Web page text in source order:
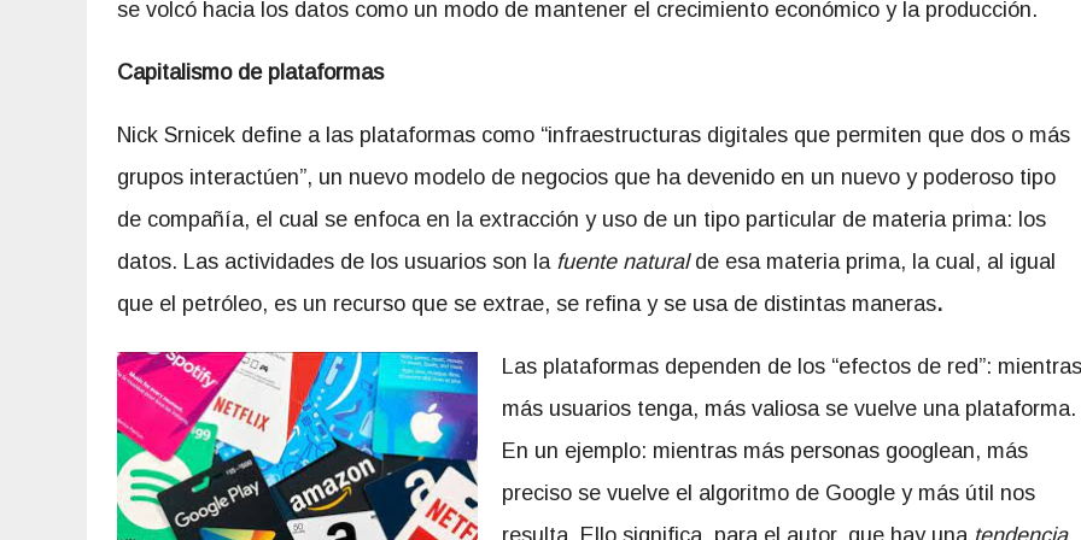
se volcó hacia los datos como un modo de mantener el crecimiento económico y la producción.
Capitalismo de plataformas
Nick Srnicek define a las plataformas como “infraestructuras digitales que permiten que dos o más
grupos interactúen”, un nuevo modelo de negocios que ha devenido en un nuevo y poderoso tipo
de compañía, el cual se enfoca en la extracción y uso de un tipo particular de materia prima: los
datos. Las actividades de los usuarios son la fuente naturalde esa materia prima, la cual, al igual
que el petróleo, es un recurso que se extrae, se refina y se usa de distintas maneras.
Las plataformas dependen de los “efectos de red”: mientras
más usuarios tenga, más valiosa se vuelve una plataforma.
En un ejemplo: mientras más personas googlean, más
preciso se vuelve el algoritmo de Google y más útil nos
resulta. Ello significa, para el autor, que hay una tendencia